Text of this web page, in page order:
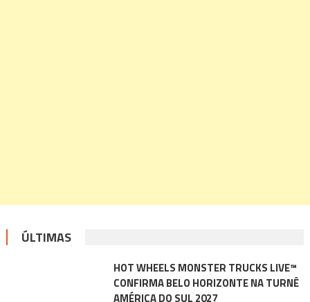
ÚLTIMAS
HOT WHEELS MONSTER TRUCKS LIVE™
CONFIRMA BELO HORIZONTE NA TURNÊ
AMÉRICA DO SUL 2027